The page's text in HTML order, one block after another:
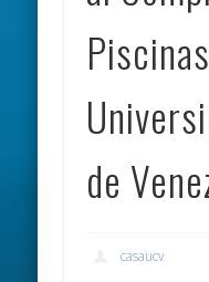
de
casaucv